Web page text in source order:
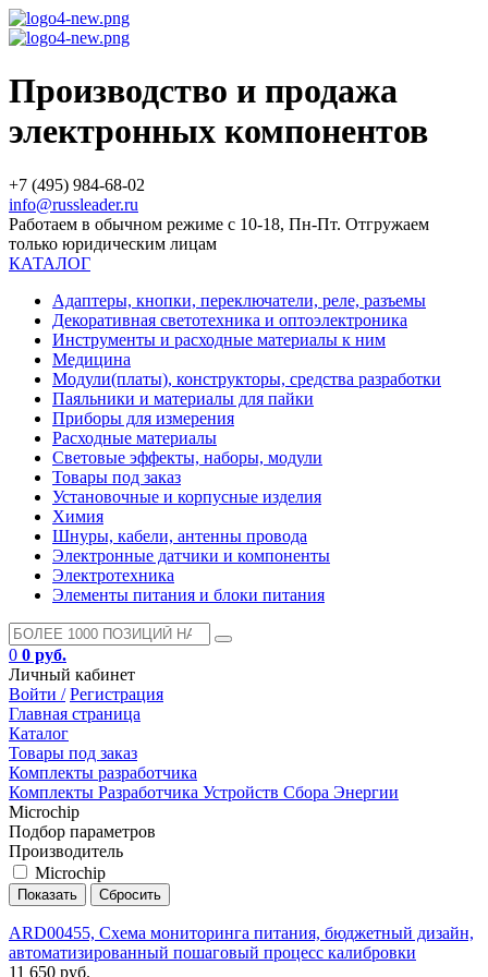
Производство и продажа
электронных компонентов
+7 (495) 984-68-02
info@russleader.ru
Работаем в обычном режиме с 10-18, Пн-Пт. Отгружаем
только юридическим лицам
КАТАЛОГ
Адаптеры, кнопки, переключатели, реле, разъемы
Декоративная светотехника и оптоэлектроника
Инструменты и расходные материалы к ним
Медицина
Модули(платы), конструкторы, средства разработки
Паяльники и материалы для пайки
Приборы для измерения
Расходные материалы
Световые эффекты, наборы, модули
Товары под заказ
Установочные и корпусные изделия
Химия
Шнуры, кабели, антенны провода
Электронные датчики и компоненты
Электротехника
Элементы питания и блоки питания
0 0 руб.
Личный кабинет
Войти / Регистрация
Главная страница
Каталог
Товары под заказ
Комплекты разработчика
Комплекты Разработчика Устройств Сбора Энергии
Microchip
Подбор параметров
Производитель
Microchip
ARD00455, Схема мониторинга питания, бюджетный дизайн,
автоматизированный пошаговый процесс калибровки
11 650 руб.